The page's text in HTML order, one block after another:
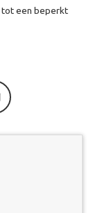
tot een beperkt
mail